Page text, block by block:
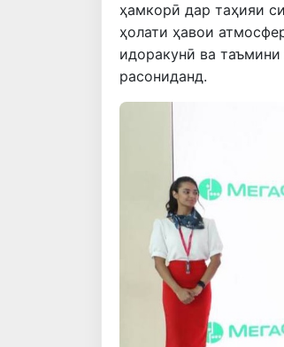
ҳамкорӣ дар таҳияи
ҳолати ҳавои
идоракунӣ ва
расониданд.